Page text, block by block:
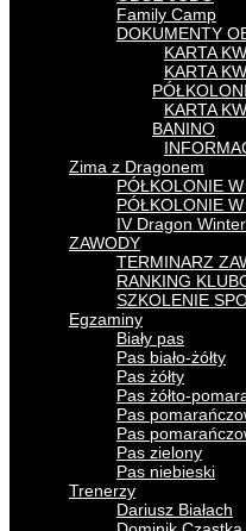
Family Camp
DOKUMENTY
KARTA
KARTA
KARTA
BANINO
Zima z Dragonem
PÓŁKOLONIE
PÓŁKOLONIE
IV Dragon
ZAWODY
TERMINARZ
RANKING
SZKOLENIE
Egzaminy
Biały pas
Pas biało-żółty
Pas żółty
Pas żółto-
Pas
Pas
Pas zielony
Pas niebieski
Trenerzy
Dariusz Białach